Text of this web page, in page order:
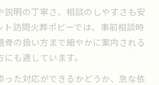
説明の丁寧さ、相談のしやすさも安
訪問火葬ポピーでは、事前相談時
骨の扱い方まで細やかに案内される
も適しています。
った対応ができるかどうか、急な依